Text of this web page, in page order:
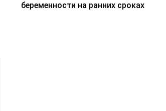
беременности на ранних сроках